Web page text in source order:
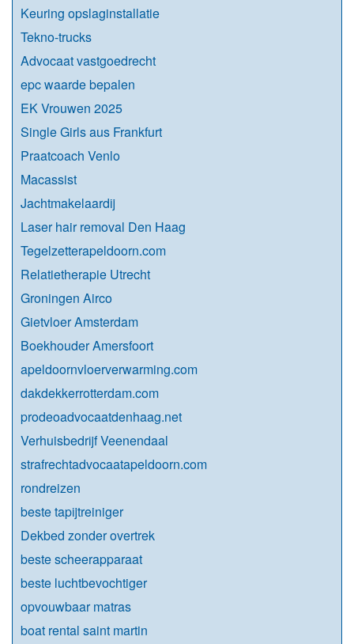
Keuring opslaginstallatie
Tekno-trucks
Advocaat vastgoedrecht
epc waarde bepalen
EK Vrouwen 2025
Single Girls aus Frankfurt
Praatcoach Venlo
Macassist
Jachtmakelaardij
Laser hair removal Den Haag
Tegelzetterapeldoorn.com
Relatietherapie Utrecht
Groningen Airco
Gietvloer Amsterdam
Boekhouder Amersfoort
apeldoornvloerverwarming.com
dakdekkerrotterdam.com
prodeoadvocaatdenhaag.net
Verhuisbedrijf Veenendaal
strafrechtadvocaatapeldoorn.com
rondreizen
beste tapijtreiniger
Dekbed zonder overtrek
beste scheerapparaat
beste luchtbevochtiger
opvouwbaar matras
boat rental saint martin